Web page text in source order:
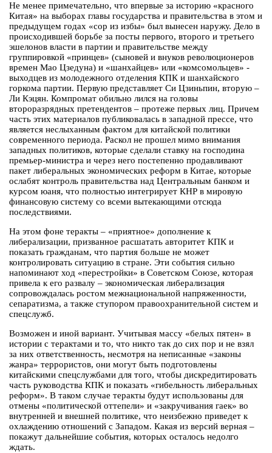
Не менее примечательно, что впервые за историю «красного
Китая» на выборах главы государства и правительства в этом и
предыдущем годах «сор из избы» был вынесен наружу. Дело в
происходившей борьбе за посты первого, второго и третьего
эшелонов власти в партии и правительстве между
группировкой «принцев» (сыновей и внуков революционеров
времен Мао Цзедуна) и «шанхайцев» или «комсомольцев» -
выходцев из молодежного отделения КПК и шанхайского
горкома партии. Первую представляет Си Цзиньпин, вторую –
Ли Кэцян. Компромат обильно лился на головы
второразрядных претендентов – протеже первых лиц. Причем
часть этих материалов публиковалась в западной прессе, что
является неслыханным фактом для китайской политики
современного периода. Раскол не прошел мимо внимания
западных политиков, которые сделали ставку на господина
премьер-министра и через него постепенно продавливают
пакет либеральных экономических реформ в Китае, которые
ослабят контроль правительства над Центральным банком и
курсом юаня, что полностью интегрирует КНР в мировую
финансовую систему со всеми вытекающими отсюда
последствиями.
На этом фоне теракты – «приятное» дополнение к
либерализации, призванное расшатать авторитет КПК и
показать гражданам, что партия больше не может
контролировать ситуацию в стране. Эти события сильно
напоминают ход «перестройки» в Советском Союзе, которая
привела к его развалу – экономическая либерализация
сопровождалась ростом межнациональной напряженности,
сепаратизма, а также ступором правоохранительной систем и
спецслужб.
Возможен и иной вариант. Учитывая массу «белых пятен» в
истории с терактами и то, что никто так до сих пор и не взял
за них ответственность, несмотря на неписанные «законы
жанра» террористов, они могут быть подготовлены
китайскими спецслужбами для того, чтобы дискредитировать
часть руководства КПК и показать «гибельность либеральных
реформ». В таком случае теракты будут использованы для
отмены «политической оттепели» и «закручивания гаек» во
внутренней и внешней политике, что неизбежно приведет к
охлаждению отношений с Западом. Какая из версий верная –
покажут дальнейшие события, которых осталось недолго
ждать.